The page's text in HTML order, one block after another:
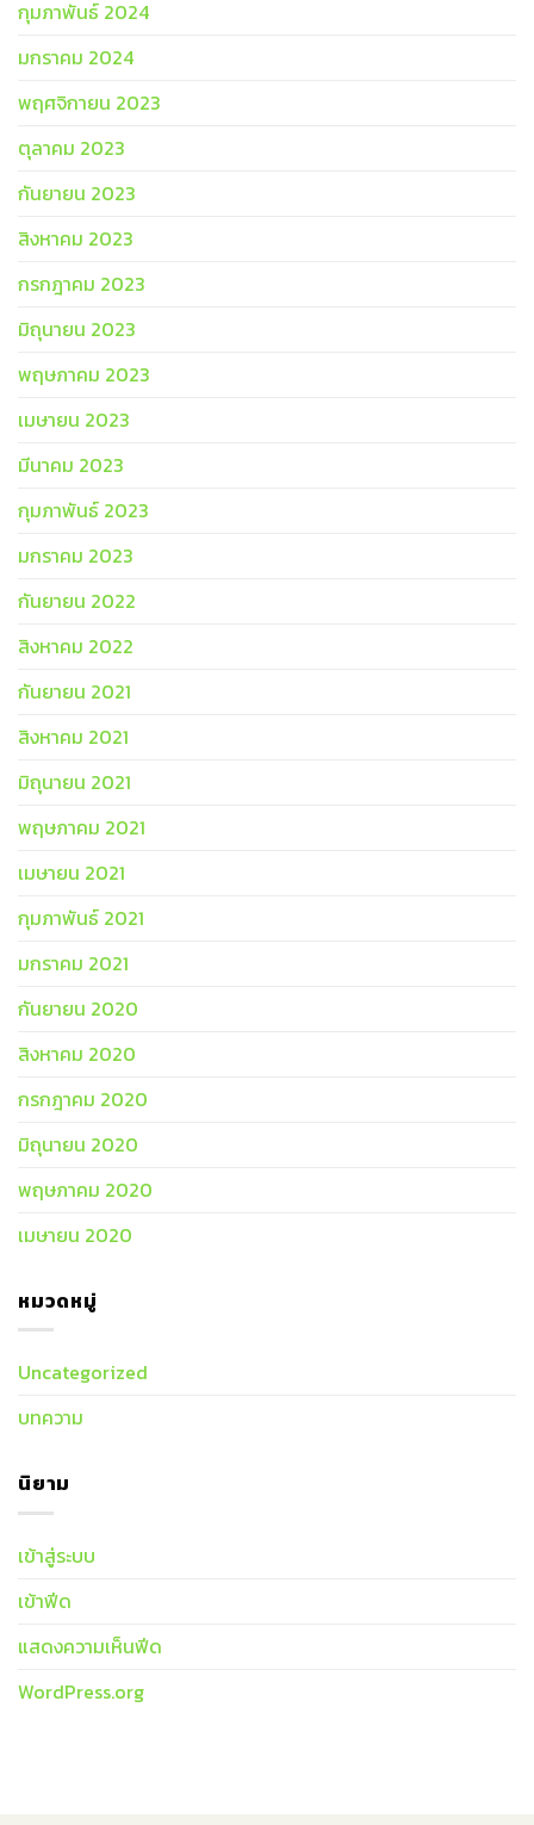
กุมภาพันธ์ 2024
มกราคม 2024
พฤศจิกายน 2023
ตุลาคม 2023
กันยายน 2023
สิงหาคม 2023
กรกฎาคม 2023
มิถุนายน 2023
พฤษภาคม 2023
เมษายน 2023
มีนาคม 2023
กุมภาพันธ์ 2023
มกราคม 2023
กันยายน 2022
สิงหาคม 2022
กันยายน 2021
สิงหาคม 2021
มิถุนายน 2021
พฤษภาคม 2021
เมษายน 2021
กุมภาพันธ์ 2021
มกราคม 2021
กันยายน 2020
สิงหาคม 2020
กรกฎาคม 2020
มิถุนายน 2020
พฤษภาคม 2020
เมษายน 2020
หมวดหมู่
Uncategorized
บทความ
นิยาม
เข้าสู่ระบบ
เข้าฟีด
แสดงความเห็นฟีด
WordPress.org